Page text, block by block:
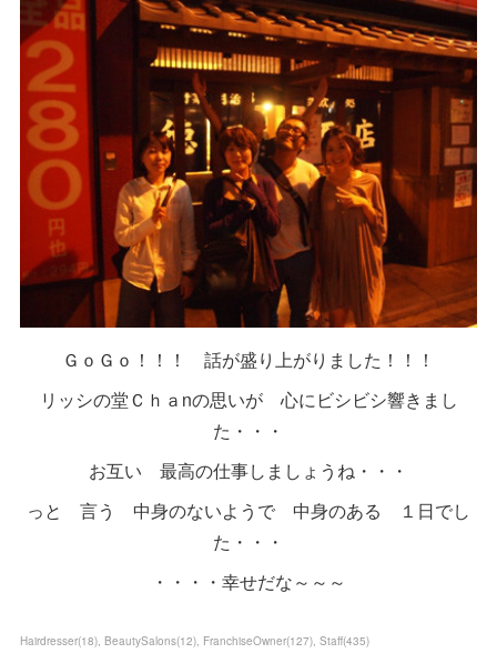
ＧｏＧｏ！！！ 話が盛り上がりました！！！
リッシの堂Ｃｈａnの思いが 心にビシビシ響きまし
た・・・
お互い 最高の仕事しましょうね・・・
っと 言う 中身のないようで 中身のある １日でし
た・・・
・・・・幸せだな～～～
Hairdresser(18) BeautySalons(12) FranchiseOwner(127) Staff(435)